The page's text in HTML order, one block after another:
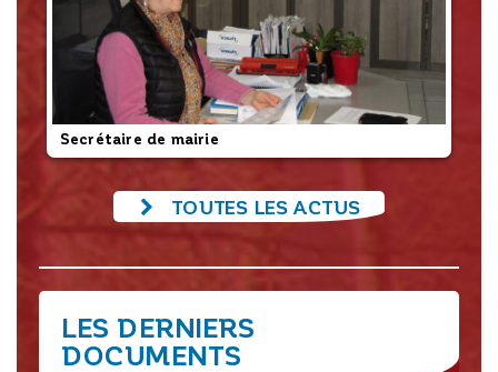
Secrétaire de mairie
TOUTES LES ACTUS
LES DERNIERS
DOCUMENTS